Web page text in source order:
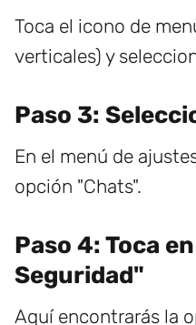
Toca el icono de
verticales) y
Paso 3:
En el menú de
opción "Chats".
Paso 4: Toca
Seguridad"
Aquí encontrarás la